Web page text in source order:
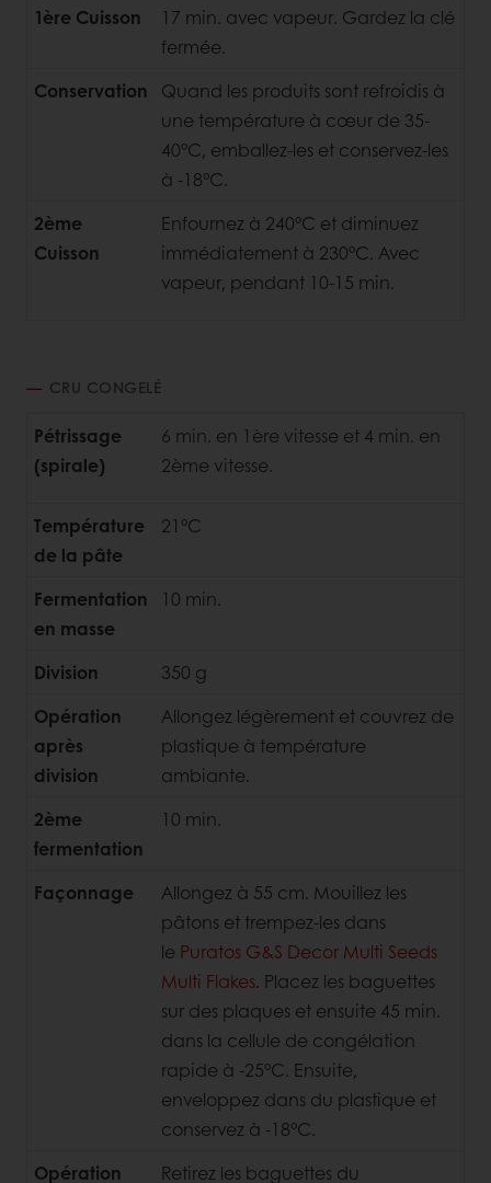
1ère Cuisson
17 min. avec vapeur. Gardez la clé
fermée.
Conservation
Quand les produits sont refroidis à
une température à cœur de 35-
40°C, emballez-les et conservez-les
à -18°C.
2ème
Cuisson
Enfournez à 240°C et diminuez
immédiatement à 230°C. Avec
vapeur, pendant 10-15 min.
CRU CONGELÉ
Pétrissage
(spirale)
6 min. en 1ère vitesse et 4 min. en
2ème vitesse.
Température
de la pâte
21°C
Fermentation
en masse
10 min.
Division
350 g
Opération
après
division
Allongez légèrement et couvrez de
plastique à température
ambiante.
2ème
fermentation
10 min.
Façonnage
Allongez à 55 cm. Mouillez les
pâtons et trempez-les dans
le Puratos G&S Decor Multi Seeds
Multi Flakes. Placez les baguettes
sur des plaques et ensuite 45 min.
dans la cellule de congélation
rapide à -25°C. Ensuite,
enveloppez dans du plastique et
conservez à -18°C.
Opération
Retirez les baguettes du